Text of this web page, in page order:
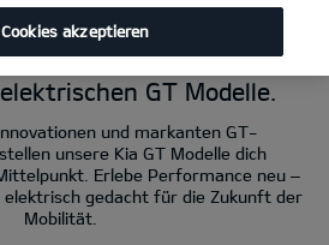
Elektro. GT.
GT Modelle.
und markanten GT-
unsere Kia GT Modelle dich
Erlebe Performance neu –
gedacht für die Zukunft der
Mobilität.
akzeptieren